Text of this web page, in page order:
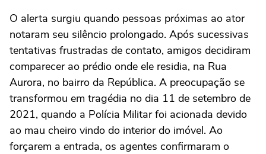
O alerta surgiu quando pessoas próximas ao ator
notaram seu silêncio prolongado. Após sucessivas
tentativas frustradas de contato, amigos decidiram
comparecer ao prédio onde ele residia, na Rua
Aurora, no bairro da República. A preocupação se
transformou em tragédia no dia 11 de setembro de
2021, quando a Polícia Militar foi acionada devido
ao mau cheiro vindo do interior do imóvel. Ao
forçarem a entrada, os agentes confirmaram o